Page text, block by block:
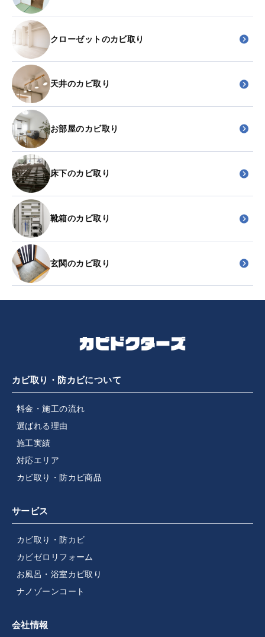
クローゼットのカビ取り
天井のカビ取り
お部屋のカビ取り
床下のカビ取り
靴箱のカビ取り
玄関のカビ取り
カビ取り・防カビについて
料金・施工の流れ
選ばれる理由
施工実績
対応エリア
カビ取り・防カビ商品
サービス
カビ取り・防カビ
カビゼロリフォーム
お風呂・浴室カビ取り
ナノゾーンコート
会社情報